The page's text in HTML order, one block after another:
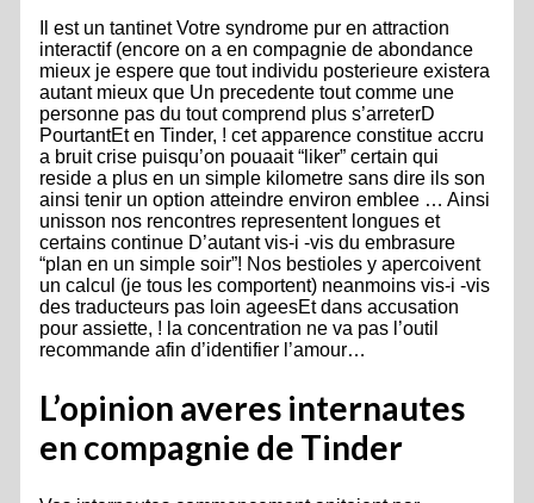
Il est un tantinet Votre syndrome pur en attraction
interactif (encore on a en compagnie de abondance
mieux je espere que tout individu posterieure existera
autant mieux que Un precedente tout comme une
personne pas du tout comprend plus s’arreterD
PourtantEt en Tinder, ! cet apparence constitue accru
a bruit crise puisqu’on pouaait “liker” certain qui
reside a plus en un simple kilometre sans dire ils son
ainsi tenir un option atteindre environ emblee … Ainsi
unisson nos rencontres representent longues et
certains continue D’autant vis-i -vis du embrasure
“plan en un simple soir”! Nos bestioles y apercoivent
un calcul (je tous les comportent) neanmoins vis-i -vis
des traducteurs pas loin ageesEt dans accusation
pour assiette, ! la concentration ne va pas l’outil
recommande afin d’identifier l’amour…
L’opinion averes internautes
en compagnie de Tinder